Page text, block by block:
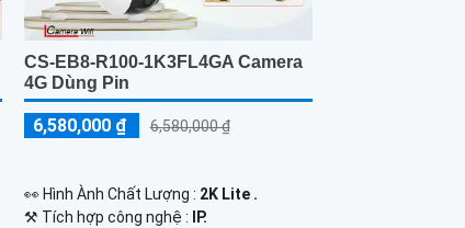
CS-EB8-R100-1K3FL4GA Camera
4G Dùng Pin
6,580,000 ₫ 6,580,000 ₫
️👀 Hình Ành Chất Lượng : 2K Lite .
⚒ Tích hợp công nghệ :
IP.